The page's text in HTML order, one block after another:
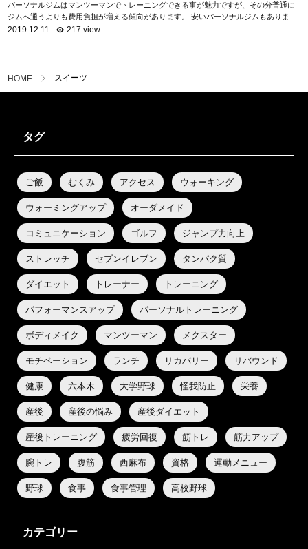
て
パーソナルジムはマンツーマンでトレーニングできる事が魅力ですが、その分普通に
ジムへ通うよりも費用負担が増える傾向があります。 安いパーソナルジムもあります
が、サービス内容はジムによって様々。 ...
2019.12.11 217 view
HOME スイーツ
タグ
ご飯 むくみ アクセス ウォーキング
ウォーミングアップ オーダメイド
コミュニケーション ゴルフ ジャンプ力向上
ストレッチ セブンイレブン タンパク質
ダイエット トレーナー トレーニング
パフォーマンスアップ パーソナルトレーニング
ボディメイク マンツーマン メクスター
モチベーション ランチ リカバリー リバウンド
健康 六本木 大学野球 怪我防止 栄養
産後 産後の悩み 産後ダイエット
産後トレーニング 疲労回復 筋トレ 筋力アップ
腕トレ 腹筋 西麻布 資格 運動メニュー
野球 食事 食事管理 高校野球
カテゴリー